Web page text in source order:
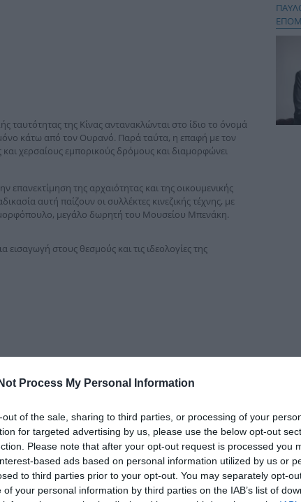
Process My Personal Information
out of the sale, sharing to third parties, or processing of your
for targeted advertising by us, please use the below opt-out
Please note that after your opt-out request is processed you
based ads based on personal information utilized by us or
to third parties prior to your opt-out. You may separately opt-
your personal information by third parties on the IAB’s list of
ταυτότητας της Κίνας αντανακλώνται στο ίδιο το όνομά
κάτω από τον Ουρανό. Παρά ταύτα, η επαφή με τον
χερσαίους εμπορικούς δρόμους και διαμορφώνει
επανεκτίμηση της αρχαιότητας και της οικουμενικής
αυτή παίζουν οι συλλέκτες κινεζικής τέχνης, με
μεγάλο δωρητή του Μουσείου Μπενάκη.
στους θεσμούς και τις ιδεολογίες της